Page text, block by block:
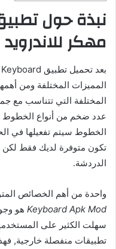
مهكر
المميزات المختلفة ومن
المختلفة التي تتناسب مع
عدد ضخم من أنواع الخطوط
الخطوط سيتم تفعيلها في
تكون متوفرة لديك فقط لكن
الدردشة.
واحدة من أهم الخصائص
Keyboard Apk Mod هو
سهلت الكثير على
تطبيقات منفصلة خارجية,